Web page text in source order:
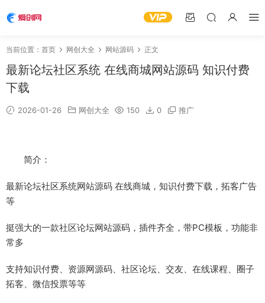
当前位置： 首页 网创大全 网站源码 正文
最新论坛社区系统 在线商城网站源码 知识付费
下载
2026-01-26 网创大全 150 0 推广
简介：
最新论坛社区系统网站源码 在线商城，知识付费下载，拓客广告
等
挺强大的一款社区论坛网站源码，插件齐全，带PC模板，功能非
常多
支持知识付费、资源网源码、社区论坛、交友、在线课程、圈子
拓客、微信投票等等